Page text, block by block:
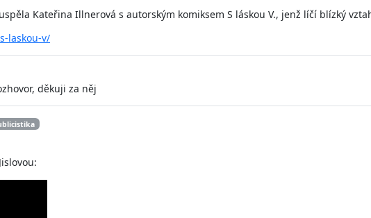
Kateřina Illnerová s autorským komiksem S láskou V., jenž líčí blízký
laskou-v/
děkuji za něj